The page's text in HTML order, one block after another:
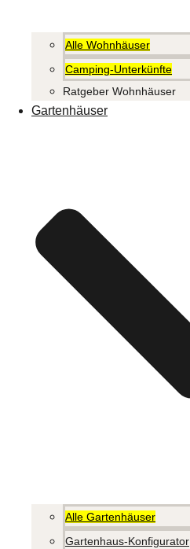
Alle Wohnhäuser
Camping-Unterkünfte
Ratgeber Wohnhäuser
Gartenhäuser
Alle Gartenhäuser
Gartenhaus-Konfigurator